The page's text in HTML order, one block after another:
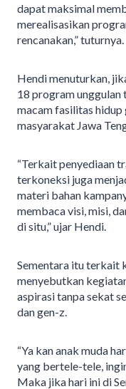
dapat maksimal
merealisasikan
rencanakan,” tuturnya.
Hendi menuturkan,
18 program
macam fasilitas
masyarakat Jawa
“Terkait penyediaan
terkoneksi juga
materi bahan
membaca visi, misi,
di situ,” ujar Hendi.
Sementara itu terkait
menyebutkan
aspirasi tanpa sekat
dan gen-z.
“Ya kan anak muda
yang bertele-tele,
Maka jika hari ini di